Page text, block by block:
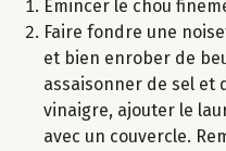
Emincer le chou
Faire fondre une
et bien enrober de
assaisonner de sel et
vinaigre, ajouter le
avec un couvercle.